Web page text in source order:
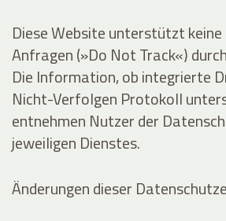
Diese Website unterstützt
Anfragen (»Do Not Track«)
Die Information, ob integrierte
Nicht-Verfolgen Protokoll
entnehmen Nutzer der
jeweiligen Dienstes.
Änderungen dieser